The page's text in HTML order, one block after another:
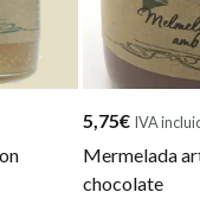
5,75€ IVA
Mermelada
chocolate